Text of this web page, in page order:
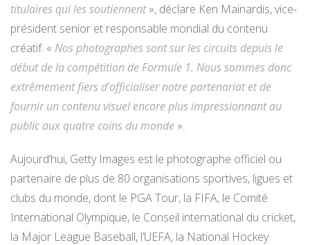
titulaires qui les soutiennent», déclare Ken Mainardis, vice-
président senior et responsable mondial du contenu
créatif. « Nos photographes sont sur les circuits depuis le
début de la compétition de Formule 1. Nous sommes donc
extrêmement fiers d’officialiser notre partenariat et de
fournir un contenu visuel encore plus impressionnant au
public aux quatre coins du monde ».
Aujourd’hui, Getty Images est le photographe officiel ou
partenaire de plus de 80 organisations sportives, ligues et
clubs du monde, dont le PGA Tour, la FIFA, le Comité
International Olympique, le Conseil international du cricket,
la Major League Baseball, l’UEFA, la National Hockey